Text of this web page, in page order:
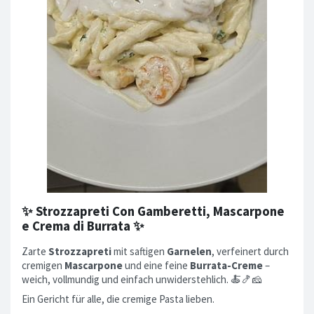
✨ Strozzapreti Con Gamberetti, Mascarpone
e Crema di Burrata ✨
Zarte Strozzapretimit saftigen Garnelen, verfeinert durch
cremigen Mascarponeund eine feine Burrata-Creme–
weich, vollmundig und einfach unwiderstehlich. 🍝🍤🧀
Ein Gericht für alle, die cremige Pasta lieben.